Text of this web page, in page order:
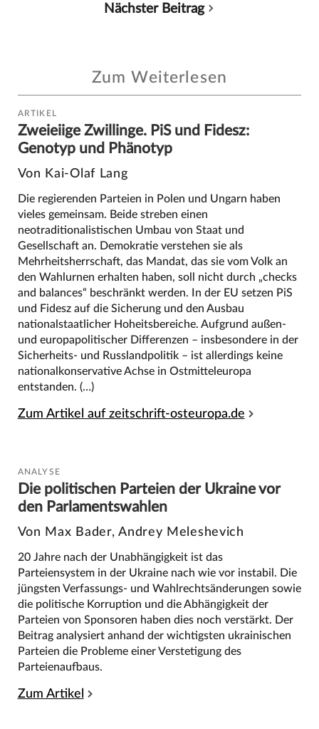
Nächster Beitrag
Zum Weiterlesen
ARTIKEL
Zweieiige Zwillinge. PiS und Fidesz:
Genotyp und Phänotyp
Von Kai-Olaf Lang
Die regierenden Parteien in Polen und Ungarn haben
vieles gemeinsam. Beide streben einen
neotraditionalistischen Umbau von Staat und
Gesellschaft an. Demokratie verstehen sie als
Mehrheitsherrschaft, das Mandat, das sie vom Volk an
den Wahlurnen erhalten haben, soll nicht durch „checks
and balances“ beschränkt werden. In der EU setzen PiS
und Fidesz auf die Sicherung und den Ausbau
nationalstaatlicher Hoheitsbereiche. Aufgrund außen-
und europapolitischer Differenzen – insbesondere in der
Sicherheits- und Russlandpolitik – ist allerdings keine
nationalkonservative Achse in Ostmitteleuropa
entstanden. (…)
Zum Artikel auf zeitschrift-osteuropa.de
ANALYSE
Die politischen Parteien der Ukraine vor
den Parlamentswahlen
Von Max Bader, Andrey Meleshevich
20 Jahre nach der Unabhängigkeit ist das
Parteiensystem in der Ukraine nach wie vor instabil. Die
jüngsten Verfassungs- und Wahlrechtsänderungen sowie
die politische Korruption und die Abhängigkeit der
Parteien von Sponsoren haben dies noch verstärkt. Der
Beitrag analysiert anhand der wichtigsten ukrainischen
Parteien die Probleme einer Verstetigung des
Parteienaufbaus.
Zum Artikel